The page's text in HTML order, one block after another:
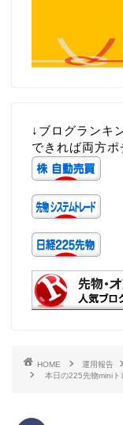
↓ブログランキ
できれば両方ポ
HOME 運用報告
本日の225先物miniト